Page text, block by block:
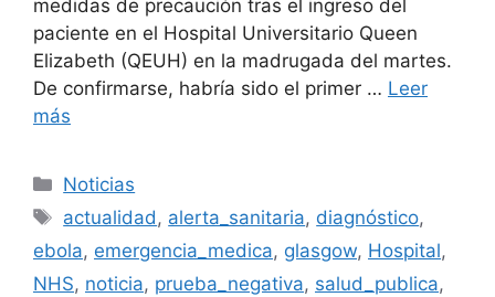
medidas de precaución tras el ingreso del
paciente en el Hospital Universitario Queen
Elizabeth (QEUH) en la madrugada del martes.
De confirmarse, habría sido el primer … Leer
más
Categorías
Noticias
Etiquetas
actualidad, alerta_sanitaria, diagnóstico,
ebola, emergencia_medica, glasgow, Hospital,
NHS, noticia, prueba_negativa, salud_publica,